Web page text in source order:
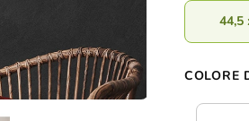
stelle.
44,5
COLORE